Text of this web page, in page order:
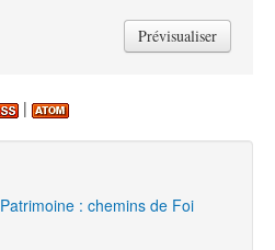
|
: chemins de Foi